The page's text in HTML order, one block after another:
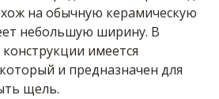
на обычную керамическую
небольшую ширину. В
имеется
и предназначен для
щель.